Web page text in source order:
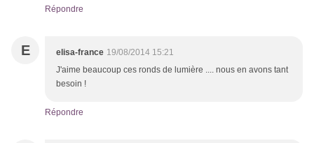
Répondre
E elisa-france 19/08/2014 15:21
J'aime beaucoup ces ronds de lumière .... nous en avons tant
besoin !
Répondre